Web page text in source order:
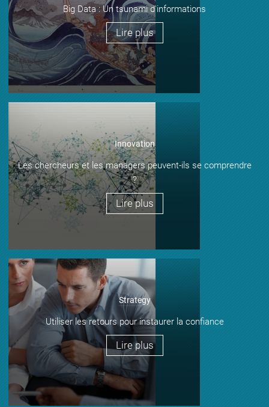
Big Data : Un tsunami d'informations
Lire plus
Innovation
Les chercheurs et les managers peuvent-ils se comprendre
?
Lire plus
Strategy
Utiliser les retours pour instaurer la confiance
Lire plus